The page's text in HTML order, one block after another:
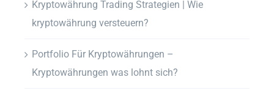
Kryptowährung Trading Strategien | Wie
kryptowährung versteuern?
Portfolio Für Kryptowährungen –
Kryptowährungen was lohnt sich?